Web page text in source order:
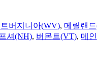
버지니아(WV), 메릴랜
셔(NH), 버몬트(VT), 메